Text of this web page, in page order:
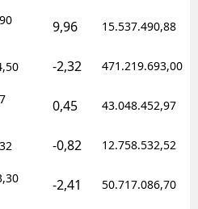
9,96 15.537.490,88
-2,32 471.219.693,00
0,45 43.048.452,97
-0,82 12.758.532,52
-2,41 50.717.086,70